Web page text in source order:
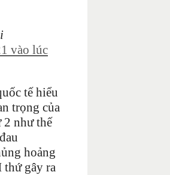
vào lúc
tế hiểu
trọng của
như thế
hoảng
thứ gây ra